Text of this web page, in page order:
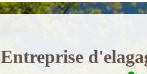
Entreprise